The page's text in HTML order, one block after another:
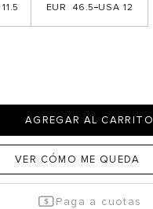
11.5 12
46.5
AGREGAR AL CARRITO
VER CÓMO ME QUEDA
Paga a cuotas